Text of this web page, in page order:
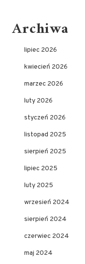
Archiwa
lipiec 2026
kwiecień 2026
marzec 2026
luty 2026
styczeń 2026
listopad 2025
sierpień 2025
lipiec 2025
luty 2025
wrzesień 2024
sierpień 2024
czerwiec 2024
maj 2024